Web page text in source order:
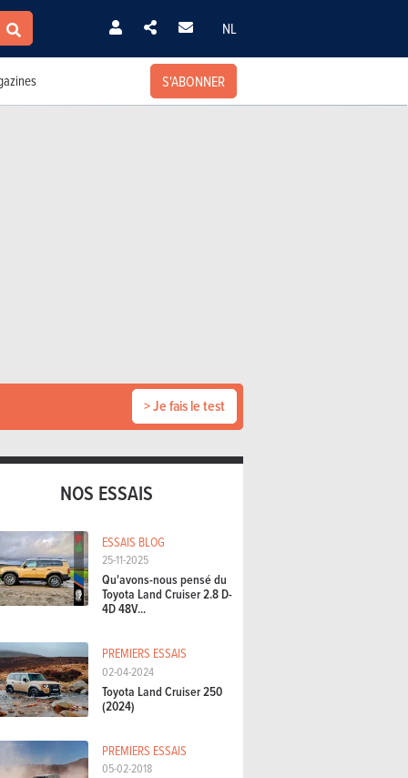
NL
S'ABONNER
> Je fais le test
NOS ESSAIS
ESSAIS BLOG
25-11-2025
Qu'avons-nous pensé du
Toyota Land Cruiser 2.8 D-
4D 48V...
PREMIERS ESSAIS
02-04-2024
Toyota Land Cruiser 250
(2024)
PREMIERS ESSAIS
05-02-2018